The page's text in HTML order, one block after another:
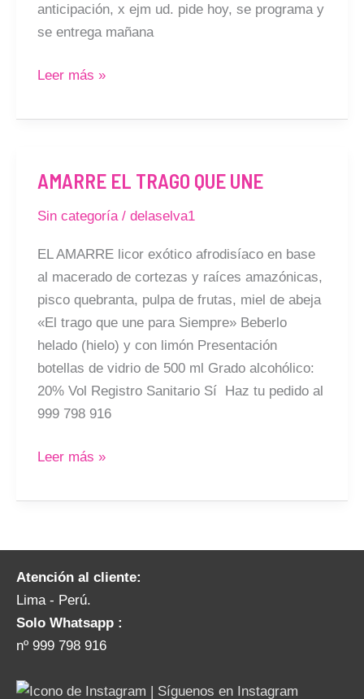
anticipación, x ejm ud. pide hoy, se programa y
se entrega mañana
Leer más »
AMARRE EL TRAGO QUE UNE
Sin categoría/ delaselva1
EL AMARRE licor exótico afrodisíaco en base
al macerado de cortezas y raíces amazónicas,
pisco quebranta, pulpa de frutas, miel de abeja
«El trago que une para Siempre» Beberlo
helado (hielo) y con limón Presentación
botellas de vidrio de 500 ml Grado alcohólico:
20% Vol Registro Sanitario Sí Haz tu pedido al
999 798 916
AMARRE
TRAGO
QUE
UNE
Leer más »
Atención al cliente:
Lima - Perú.
Solo Whatsapp :
nº 999 798 916